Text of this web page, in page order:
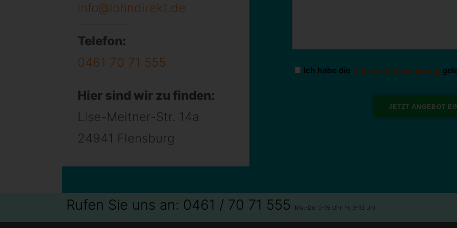
info@lohndirekt.de
Telefon:
0461 70 71 555
Hier sind wir zu finden:
Lise-Meitner-Str. 14a
24941 Flensburg
Ich habe die Datenschutzerklärung
Rufen Sie uns an: 0461 / 70 71 555 Mo.-Do. 9-15 Uhr, Fr. 9-13 Uhr